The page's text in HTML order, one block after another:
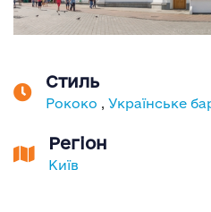
Стиль
Рококо , Українське
Регіон
Київ